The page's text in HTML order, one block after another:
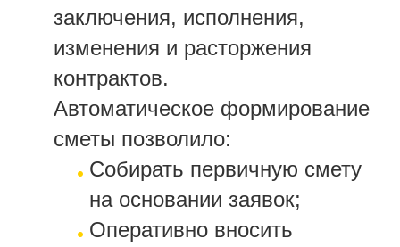
заключения, исполнения,
изменения и расторжения
контрактов.
Автоматическое формирование
сметы позволило:
Собирать первичную смету
на основании заявок;
Оперативно вносить